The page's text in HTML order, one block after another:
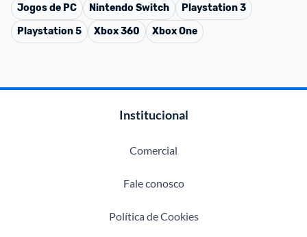
Jogos de PC
Nintendo Switch
Playstation 3
Playstation 5
Xbox 360 Xbox One
Institucional
Comercial
Fale conosco
Política de Cookies